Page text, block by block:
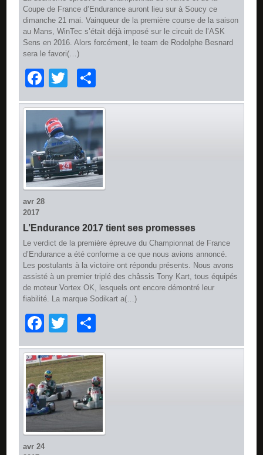
Coupe de France d’Endurance auront lieu sur à Soucy ce
dimanche 21 mai. Vainqueur de la première course de la saison
au Mans, WinTec s’était déjà imposé sur le circuit de l’ASK
Sens en 2016. Alors forcément, le team de Rodolphe Besnard
sera le favori(…)
Facebook
Twitter
avr 28
2017
L’Endurance 2017 tient ses promesses
Le verdict de la première épreuve du Championnat de France
d’Endurance a été conforme a ce que nous avions annoncé.
Les postulants à la victoire ont répondu présents. Nous avons
assisté à un premier triplé des châssis Tony Kart, tous équipés
de moteur Vortex OK, lesquels ont encore démontré leur
fiabilité. La marque Sodikart a(…)
Facebook
Twitter
avr 24